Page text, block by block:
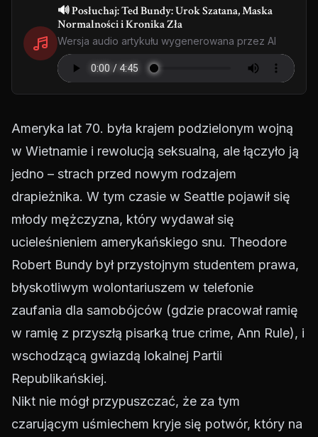
🔊 Posłuchaj: Ted Bundy: Urok Szatana, Maska
Normalności i Kronika Zła
Wersja audio artykułu wygenerowana przez AI
Ameryka lat 70. była krajem podzielonym wojną
w Wietnamie i rewolucją seksualną, ale łączyło ją
jedno – strach przed nowym rodzajem
drapieżnika. W tym czasie w Seattle pojawił się
młody mężczyzna, który wydawał się
ucieleśnieniem amerykańskiego snu. Theodore
Robert Bundy był przystojnym studentem prawa,
błyskotliwym wolontariuszem w telefonie
zaufania dla samobójców (gdzie pracował ramię
w ramię z przyszłą pisarką true crime, Ann Rule), i
wschodzącą gwiazdą lokalnej Partii
Republikańskiej.
Nikt nie mógł przypuszczać, że za tym
czarującym uśmiechem kryje się potwór, który na